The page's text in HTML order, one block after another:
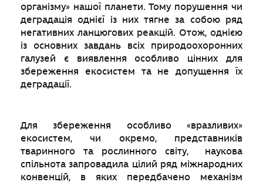
організму» нашої планети. Тому порушення чи
деградація однієї із них тягне за собою ряд
негативних ланцюгових реакцій. Отож, однією
із основних завдань всіх природоохоронних
галузей є виявлення особливо цінних для
збереження екосистем та не допущення їх
деградації.
Для збереження особливо «вразливих»
екосистем, чи окремо, представників
тваринного та рослинного світу, наукова
спільнота запровадила цілий ряд міжнародних
конвенцій, в яких передбачено механізм